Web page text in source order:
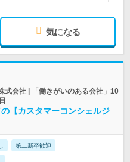
気になる
式会社 | 「働きがいのある会社」10
【カスタマーコンシェルジ
第二新卒歓迎